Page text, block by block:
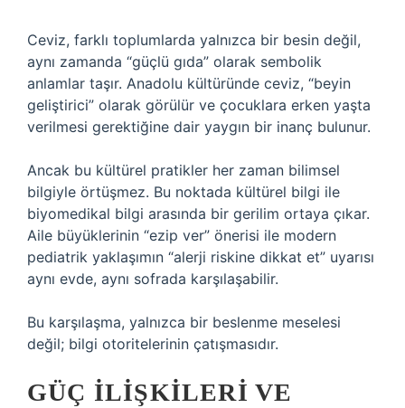
Ceviz, farklı toplumlarda yalnızca bir besin değil,
aynı zamanda “güçlü gıda” olarak sembolik
anlamlar taşır. Anadolu kültüründe ceviz, “beyin
geliştirici” olarak görülür ve çocuklara erken yaşta
verilmesi gerektiğine dair yaygın bir inanç bulunur.
Ancak bu kültürel pratikler her zaman bilimsel
bilgiyle örtüşmez. Bu noktada kültürel bilgi ile
biyomedikal bilgi arasında bir gerilim ortaya çıkar.
Aile büyüklerinin “ezip ver” önerisi ile modern
pediatrik yaklaşımın “alerji riskine dikkat et” uyarısı
aynı evde, aynı sofrada karşılaşabilir.
Bu karşılaşma, yalnızca bir beslenme meselesi
değil; bilgi otoritelerinin çatışmasıdır.
GÜÇ İLIŞKILERI VE